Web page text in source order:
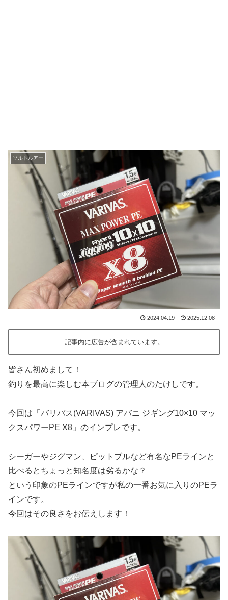
ソルトルアー
2024.04.19 2025.12.08
記事内に広告が含まれています。
皆さん初めまして！
釣りを最高に楽しむ本ブログの管理人のたけしです。
今回は「バリバス(VARIVAS) アバニ ジギング10×10 マッ
クスパワーPE X8」のインプレです。
シーガーやジグマン、ピットブルなど有名なPEラインと
比べるとちょっと知名度は劣るかな？
という印象のPEラインですが私の一番お気に入りのPEラ
インです。
今回はその良さをお伝えします！